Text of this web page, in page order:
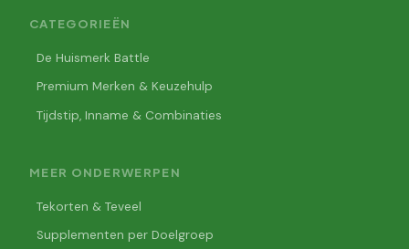
CATEGORIEËN
De Huismerk Battle
Premium Merken & Keuzehulp
Tijdstip, Inname & Combinaties
MEER ONDERWERPEN
Tekorten & Teveel
Supplementen per Doelgroep